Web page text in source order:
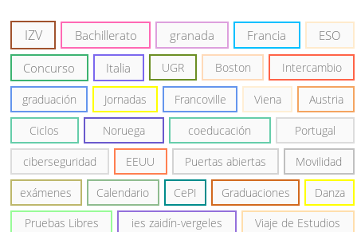
IZV Bachillerato granada Francia ESO
Concurso Italia UGR Boston Intercambio
graduación Jornadas Francoville Viena Austria
Ciclos Noruega coeducación Portugal
ciberseguridad EEUU Puertas abiertas Movilidad
exámenes Calendario CePI Graduaciones Danza
Pruebas Libres ies zaidín-vergeles Viaje de Estudios